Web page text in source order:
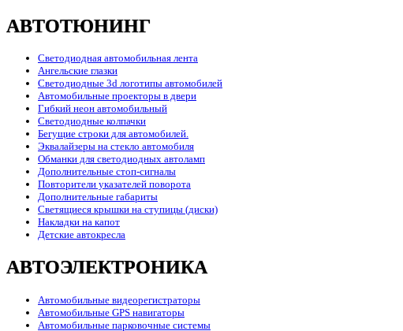
АВТОТЮНИНГ
Светодиодная автомобильная лента
Ангельские глазки
Светодиодные 3d логотипы автомобилей
Автомобильные проекторы в двери
Гибкий неон автомобильный
Светодиодные колпачки
Бегущие строки для автомобилей.
Эквалайзеры на стекло автомобиля
Обманки для светодиодных автоламп
Дополнительные стоп-сигналы
Повторители указателей поворота
Дополнительные габариты
Светящиеся крышки на ступицы (диски)
Накладки на капот
Детские автокресла
АВТОЭЛЕКТРОНИКА
Автомобильные видеорегистраторы
Автомобильные GPS навигаторы
Автомобильные парковочные системы